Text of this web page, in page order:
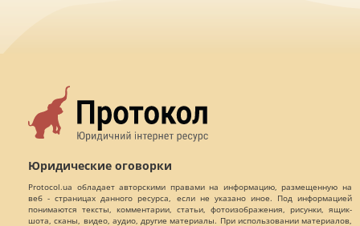
Юридические оговорки
Protocol.ua обладает авторскими правами на информацию, размещенную на
веб - страницах данного ресурса, если не указано иное. Под информацией
понимаются тексты, комментарии, статьи, фотоизображения, рисунки, ящик-
шота, сканы, видео, аудио, другие материалы. При использовании материалов,